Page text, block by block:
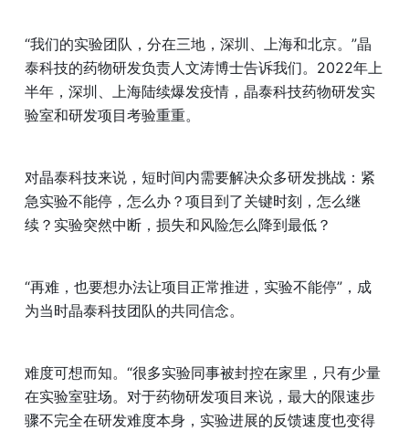
“我们的实验团队，分在三地，深圳、上海和北京。”晶
泰科技的药物研发负责人文涛博士告诉我们。2022年上
半年，深圳、上海陆续爆发疫情，晶泰科技药物研发实
验室和研发项目考验重重。
对晶泰科技来说，短时间内需要解决众多研发挑战：紧
急实验不能停，怎么办？项目到了关键时刻，怎么继
续？实验突然中断，损失和风险怎么降到最低？
“再难，也要想办法让项目正常推进，实验不能停”，成
为当时晶泰科技团队的共同信念。
难度可想而知。“很多实验同事被封控在家里，只有少量
在实验室驻场。对于药物研发项目来说，最大的限速步
骤不完全在研发难度本身，实验进展的反馈速度也变得